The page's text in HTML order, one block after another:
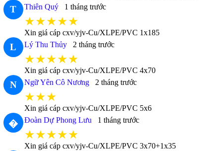
T Thiên Quý 1 tháng trước
★★★★★
Xin giá cáp cxv/yjv-Cu/XLPE/PVC 1x185
L Lý Thu Thủy 2 tháng trước
★★★★★
Xin giá cáp cxv/yjv-Cu/XLPE/PVC 4x70
N Ngữ Yên Cô Nương 2 tháng trước
★★★
Xin giá cáp cxv/yjv-Cu/XLPE/PVC 5x6
� Đoàn Dự Phong Lưu 1 tháng trước
★★★★★
Xin giá cáp cxv/yjv-Cu/XLPE/PVC 3x70+1x35